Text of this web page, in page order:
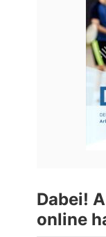
Dabei!
online